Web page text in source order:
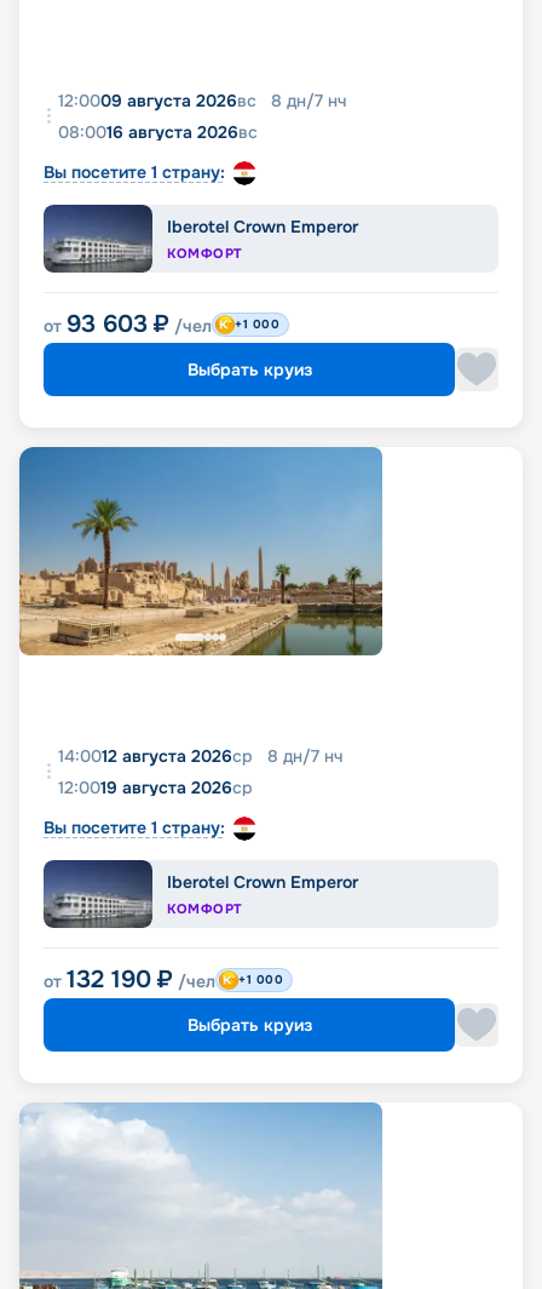
12:0009 августа 2026вс 8 дн/7 нч
08:0016 августа 2026вс
Вы посетите 1 страну:
Iberotel Crown Emperor
КОМФОРТ
от 93 603 ₽ /чел +1 000
Выбрать круиз
14:0012 августа 2026ср 8 дн/7 нч
12:0019 августа 2026ср
Вы посетите 1 страну:
Iberotel Crown Emperor
КОМФОРТ
от 132 190 ₽ /чел +1 000
Выбрать круиз